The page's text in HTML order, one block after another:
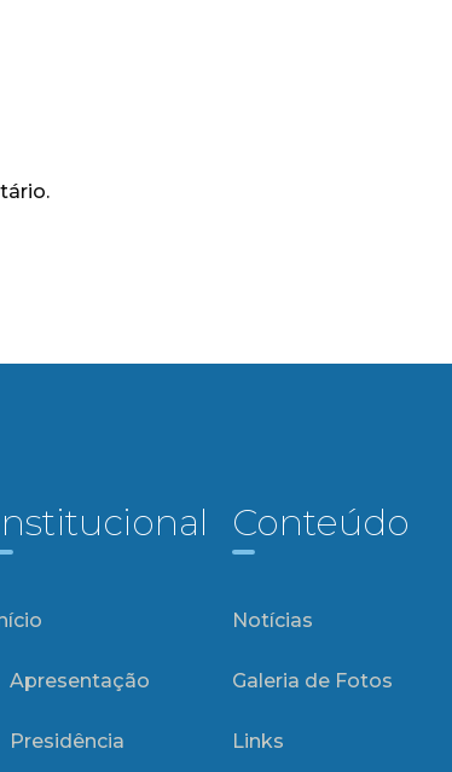
Apresentação
Presidência
Conteúdo
Notícias
Galeria de Fotos
Links